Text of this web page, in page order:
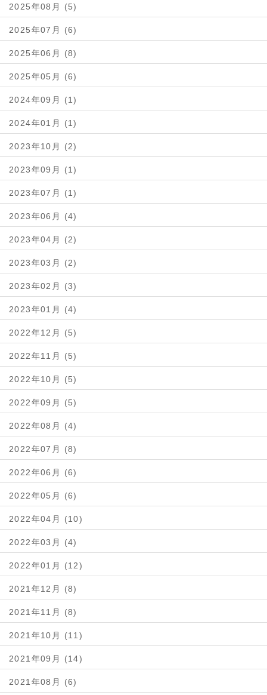
2025年08月 (5)
2025年07月 (6)
2025年06月 (8)
2025年05月 (6)
2024年09月 (1)
2024年01月 (1)
2023年10月 (2)
2023年09月 (1)
2023年07月 (1)
2023年06月 (4)
2023年04月 (2)
2023年03月 (2)
2023年02月 (3)
2023年01月 (4)
2022年12月 (5)
2022年11月 (5)
2022年10月 (5)
2022年09月 (5)
2022年08月 (4)
2022年07月 (8)
2022年06月 (6)
2022年05月 (6)
2022年04月 (10)
2022年03月 (4)
2022年01月 (12)
2021年12月 (8)
2021年11月 (8)
2021年10月 (11)
2021年09月 (14)
2021年08月 (6)